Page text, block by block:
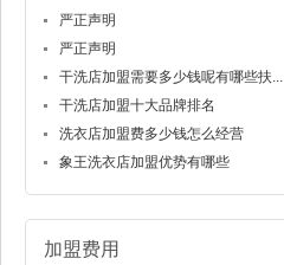
严正声明
严正声明
干洗店加盟需要多少钱呢有哪些扶...
干洗店加盟十大品牌排名
洗衣店加盟费多少钱怎么经营
象王洗衣店加盟优势有哪些
加盟费用